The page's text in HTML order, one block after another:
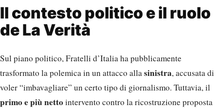
Il contesto politico e il ruolo
de La Verità
Sul piano politico, Fratelli d’Italia ha pubblicamente
trasformato la polemica in un attacco allasinistra, accusata di
voler “imbavagliare” un certo tipo di giornalismo. Tuttavia, il
primo e più nettointervento contro la ricostruzione proposta